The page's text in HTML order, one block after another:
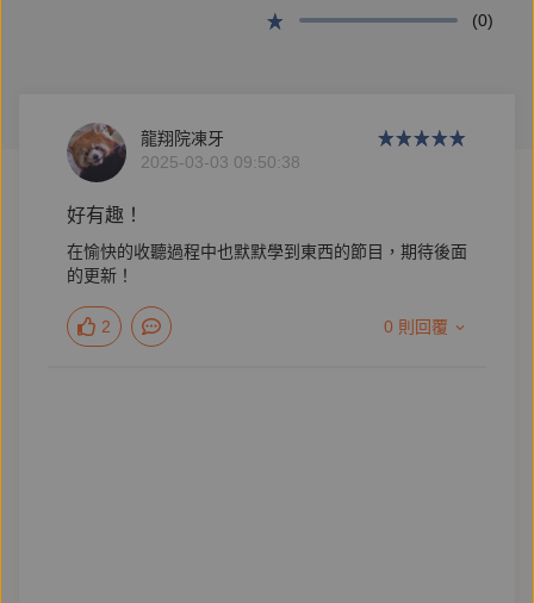
不惑卻持續思考人生的心理師海苔熊、
擦撞出爆笑又療癒火花、掉寶知識更掉人生體悟
來到「人性指南下載區」
讓歡樂腦洞與心理學知識，
陪伴你我地球ONLINE，破關不孤單！
(0)
龍翔院凍牙
2025-03-03 09:50:38
好有趣！
在愉快的收聽過程中也默默學到東西的節目，期待後面
的更新！
2 0 則回覆